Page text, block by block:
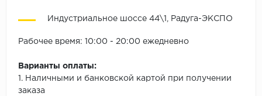
Индустриальное шоссе 44\1, Радуга-ЭКСПО
Рабочее время: 10:00 - 20:00 ежедневно
Варианты оплаты:
1. Наличными и банковской картой при получении
заказа